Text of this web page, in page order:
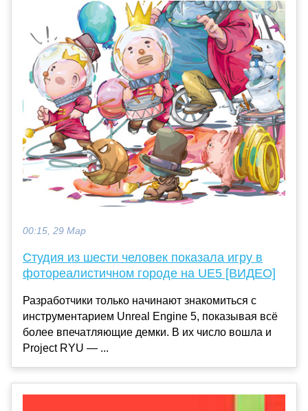
00:15, 29 Мар
Студия из шести человек показала игру в
фотореалистичном городе на UE5 [ВИДЕО]
Разработчики только начинают знакомиться с
инструментарием Unreal Engine 5, показывая всё
более впечатляющие демки. В их число вошла и
Project RYU — ...